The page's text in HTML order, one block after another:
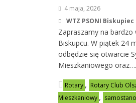
4 maja, 2026
WTZ PSONI Biskupiec
Zapraszamy na
Biskupcu. W piątek 24
odbędzie się otwarcie
Mieszkaniowego
Rotary , Rotary Club
Mieszkaniowy ,